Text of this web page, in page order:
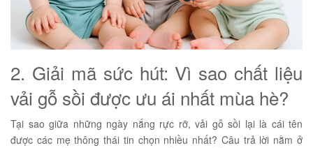
2. Giải mã sức hút: Vì sao chất liệu
vải gỗ sồi được ưu ái nhất mùa hè?
Tại sao giữa những ngày nắng rực rỡ, vải gỗ sồi lại là cái tên
được các mẹ thông thái tin chọn nhiều nhất? Câu trả lời nằm ở